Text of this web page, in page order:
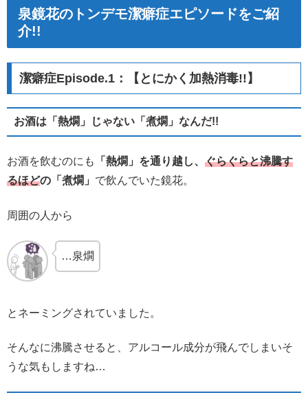
泉鏡花のトンデモ潔癖症エピソードをご紹
介!!
潔癖症Episode.1：【とにかく加熱消毒!!】
お酒は「熱燗」じゃない「煮燗」なんだ!!
お酒を飲むのにも 「熱燗」を通り越し、 ぐらぐらと沸騰す
るほどの「煮燗」 で飲んでいた鏡花。
周囲の人から
…泉燗
とネーミングされていました。
そんなに沸騰させると、アルコール成分が飛んでしまいそ
うな気もしますね…